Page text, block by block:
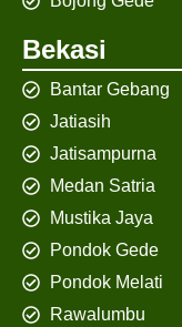
Bekasi
Bantar Gebang
Jatiasih
Jatisampurna
Medan Satria
Mustika Jaya
Pondok Gede
Pondok Melati
Rawalumbu